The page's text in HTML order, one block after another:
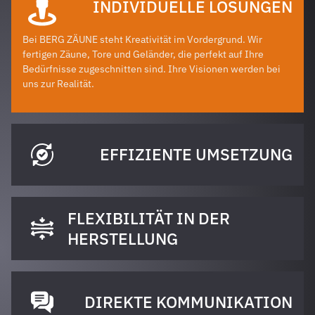
INDIVIDUELLE LÖSUNGEN
Bei BERG ZÄUNE steht Kreativität im Vordergrund. Wir
fertigen Zäune, Tore und Geländer, die perfekt auf Ihre
Bedürfnisse zugeschnitten sind. Ihre Visionen werden bei
uns zur Realität.
EFFIZIENTE UMSETZUNG
FLEXIBILITÄT IN DER
HERSTELLUNG
DIREKTE KOMMUNIKATION